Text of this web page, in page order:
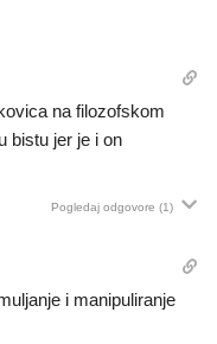
na filozofskom
bistu jer je i on
Pogledaj odgovore (1)
i manipuliranje